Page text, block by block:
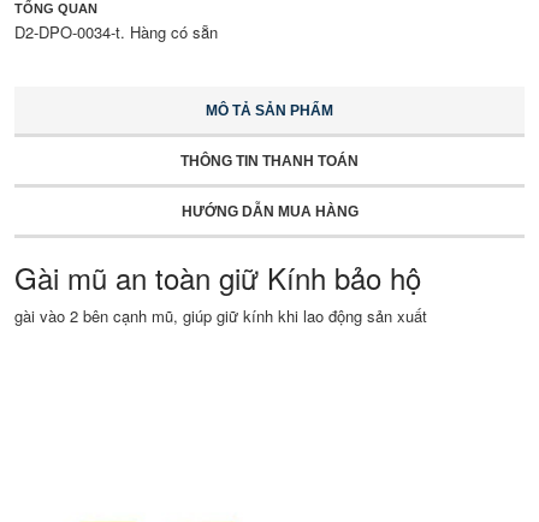
TỔNG QUAN
D2-DPO-0034-t. Hàng có sẵn
MÔ TẢ SẢN PHẨM
THÔNG TIN THANH TOÁN
HƯỚNG DẪN MUA HÀNG
Gài mũ an toàn giữ Kính bảo hộ
gài vào 2 bên cạnh mũ, giúp giữ kính khi lao động sản xuất